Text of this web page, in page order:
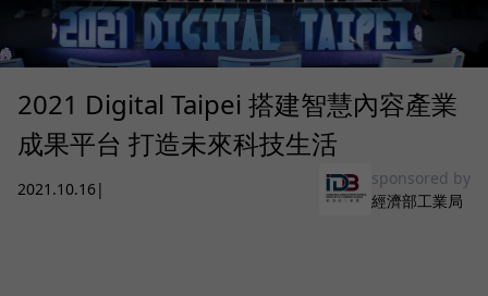
2021 Digital Taipei 搭建智慧內容產業
成果平台 打造未來科技生活
2021.10.16|
sponsored by
經濟部工業局